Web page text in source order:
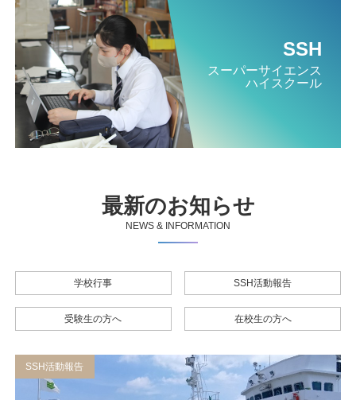
SSH
スーパーサイエンス
ハイスクール
最新のお知らせ
NEWS & INFORMATION
学校行事 SSH活動報告
受験生の方へ 在校生の方へ
SSH活動報告